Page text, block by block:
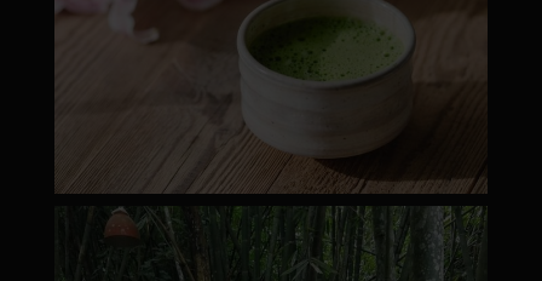
moyamatcha.hu
Márc 8